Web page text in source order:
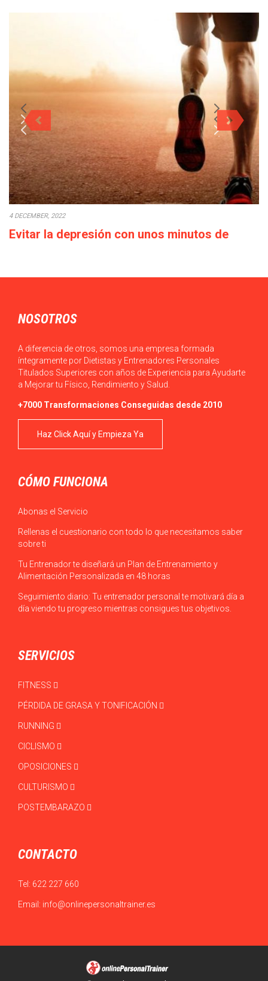
4 DECEMBER, 2022
Evitar la depresión con unos minutos de
NOSOTROS
A diferencia de otros, somos una empresa formada
íntegramente por Dietistas y Entrenadores Personales
Titulados Superiores con años de Experiencia para Ayudarte
a Mejorar tu Físico, Rendimiento y Salud.
+7000 Transformaciones Conseguidas desde 2010
Haz Click Aquí y Empieza Ya
CÓMO FUNCIONA
Abonas el Servicio
Rellenas el cuestionario con todo lo que necesitamos saber
sobre ti
Tu Entrenador te diseñará un Plan de Entrenamiento y
Alimentación Personalizada en 48 horas
Seguimiento diario: Tu entrenador personal te motivará día a
día viendo tu progreso mientras consigues tus objetivos.
SERVICIOS
FITNESS
PÉRDIDA DE GRASA Y TONIFICACIÓN
RUNNING
CICLISMO
OPOSICIONES
CULTURISMO
POSTEMBARAZO
CONTACTO
Tel: 622 227 660
Email: info@onlinepersonaltrainer.es